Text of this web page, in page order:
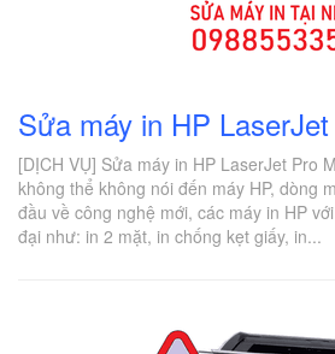
Sửa máy in HP
[DỊCH VỤ] Sửa máy in HP LaserJet Pro
không thể không nói đến máy HP, dòng
đầu về công nghệ mới, các máy in HP
đại như: in 2 mặt, in chống kẹt giấy, in...